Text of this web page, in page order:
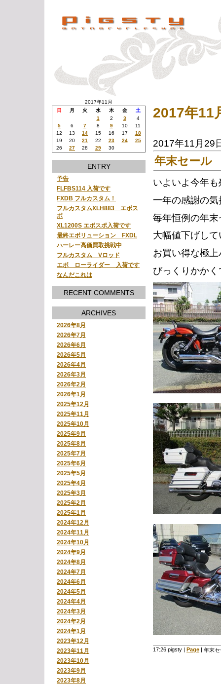
2017年11月
日
月 火 水 木 金
土
1
2 3
4
5
6 7 8 9 10
11
12
13 14 15 16 17
18
19
20 21 22 23 24
25
26
27 28 29 30
ENTRY
予告
FLFBS114 入荷です
FXDB フルカスタム！
フルカスタムXLH883 エボス
ポ
XL1200S エボスポ入荷です
最終エボリューション FXDL
ハーレー高価買取挑戦中
フルカスタム Vロッド
エボ ローライダー 入荷です
なんだこれは
RECENT COMMENTS
ARCHIVES
2026年8月
2026年7月
2026年6月
2026年5月
2026年4月
2026年3月
2026年2月
2026年1月
2025年12月
2025年11月
2025年10月
2025年9月
2025年8月
2025年7月
2025年6月
2025年5月
2025年4月
2025年3月
2025年2月
2025年1月
2024年12月
2024年11月
2024年10月
2024年9月
2024年8月
2024年7月
2024年6月
2024年5月
2024年4月
2024年3月
2024年2月
2024年1月
2023年12月
2023年11月
2023年10月
2023年9月
2023年8月
2017年11
2017年11月29
年末セール
いよいよ今年
一年の感謝の
毎年恒例の年
大幅値下げし
お買い得な極
びっくりかか
17:26 pigsty | Page | 年末